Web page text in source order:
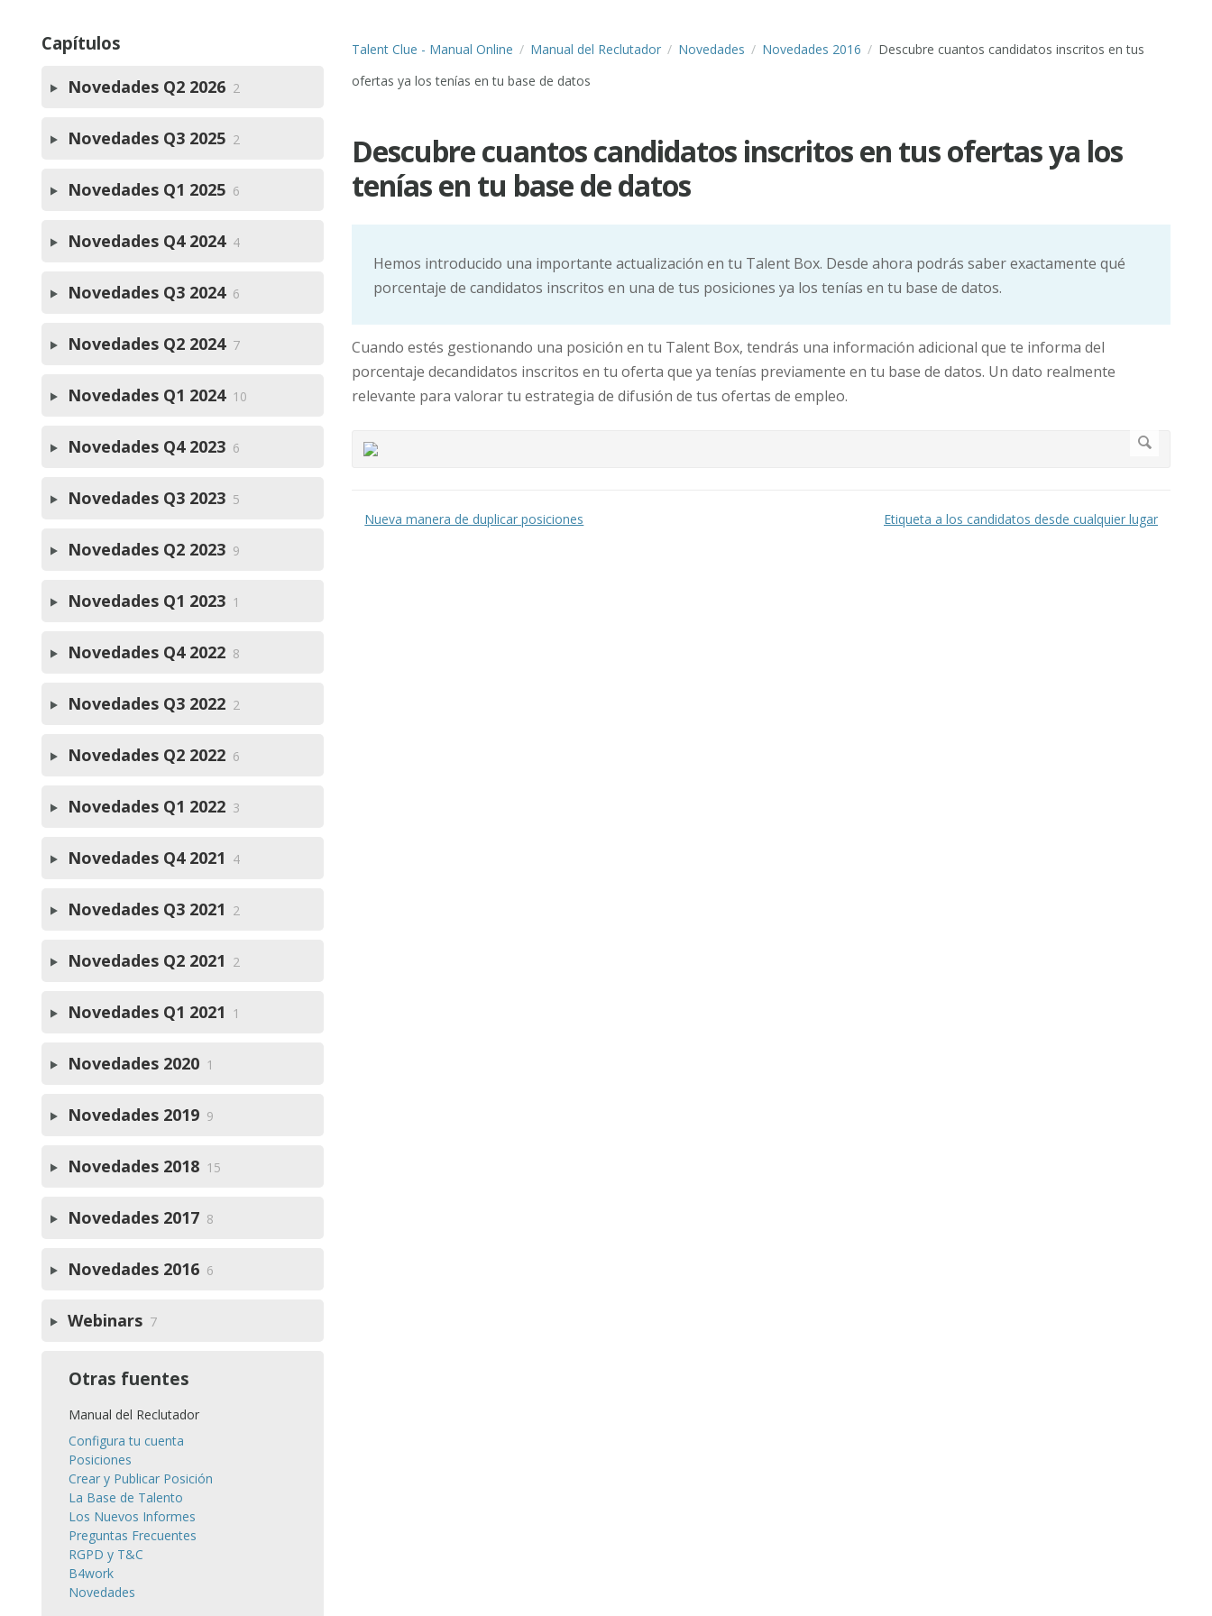
Talent Clue - Manual Online Manual del Reclutador Novedades Novedades 2016
Descubre cuantos candidatos inscritos en tus
ofertas ya los tenías en tu base de datos
Descubre cuantos candidatos inscritos en tus ofertas ya los
tenías en tu base de datos
Hemos introducido una importante actualización en tu Talent Box. Desde ahora podrás saber exactamente qué
porcentaje de candidatos inscritos en una de tus posiciones ya los tenías en tu base de datos.
Cuando estés gestionando una posición en tu Talent Box, tendrás una información adicional que te informa del
porcentaje decandidatos inscritos en tu oferta que ya tenías previamente en tu base de datos. Un dato realmente
relevante para valorar tu estrategia de difusión de tus ofertas de empleo.
Nueva manera de duplicar posiciones Etiqueta a los candidatos desde cualquier lugar
Capítulos
Novedades Q2 2026 2
Novedades Q3 2025 2
Novedades Q1 2025 6
Novedades Q4 2024 4
Novedades Q3 2024 6
Novedades Q2 2024 7
Novedades Q1 2024 10
Novedades Q4 2023 6
Novedades Q3 2023 5
Novedades Q2 2023 9
Novedades Q1 2023 1
Novedades Q4 2022 8
Novedades Q3 2022 2
Novedades Q2 2022 6
Novedades Q1 2022 3
Novedades Q4 2021 4
Novedades Q3 2021 2
Novedades Q2 2021 2
Novedades Q1 2021 1
Novedades 2020 1
Novedades 2019 9
Novedades 2018 15
Novedades 2017 8
Novedades 2016 6
Webinars 7
Otras fuentes
Manual del Reclutador
Configura tu cuenta
Posiciones
Crear y Publicar Posición
La Base de Talento
Los Nuevos Informes
Preguntas Frecuentes
RGPD y T&C
B4work
Novedades